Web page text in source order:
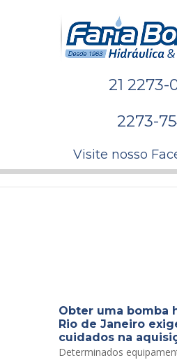
21 2273-
2273-
Visite nosso
Obter uma bomba
Rio de Janeiro
cuidados na
Determinados